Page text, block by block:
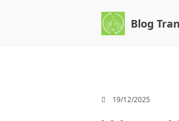
Blog
19/12/2025